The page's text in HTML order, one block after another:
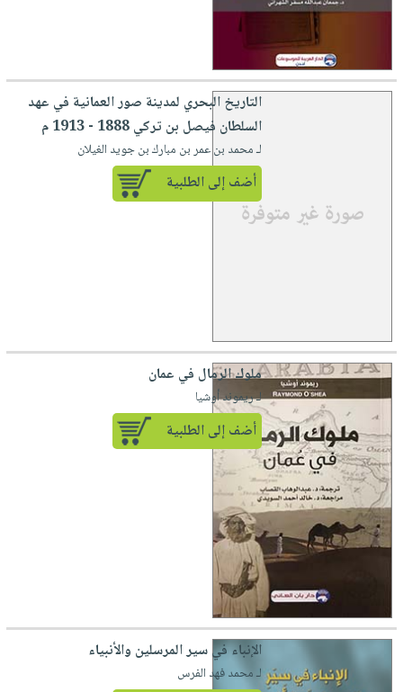
التاريخ البحري لمدينة صور العمانية في عهد
السلطان فيصل بن تركي 1888 - 1913 م
لـ محمد بن عمر بن مبارك بن جويد الغيلان
أضف إلى الطلبية
ملوك الرمال في عمان
لـ ريموند أوشيا
أضف إلى الطلبية
الإنباء في سير المرسلين والأنبياء
لـ محمد فهد الفرس